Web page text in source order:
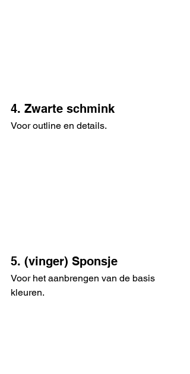
4. Zwarte schmink
Voor outline en details.
5. (vinger) Sponsje
Voor het aanbrengen van de basis
kleuren.